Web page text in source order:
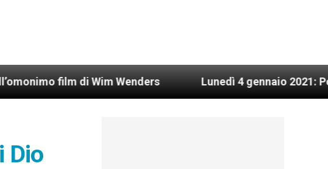
di Wim Wenders Lunedì 4 gennaio 2021: Possesso
Dio